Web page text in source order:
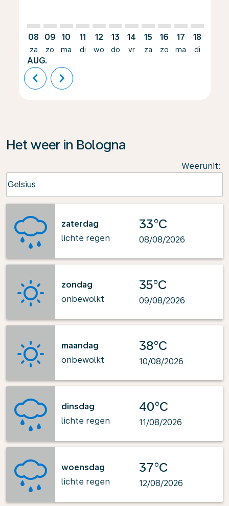
08
za
AUG.
09
zo
10
ma
11
di
12
wo
13
do
14
vr
15
za
16
zo
17
ma
18
di
chevron_left chevron_right
Het weer in Bologna
Weerunit:
Celsius
keyboard_arrow_down
zaterdag
lichte regen
33°C
08/08/2026
zondag
onbewolkt
35°C
09/08/2026
maandag
onbewolkt
38°C
10/08/2026
dinsdag
lichte regen
40°C
11/08/2026
woensdag
lichte regen
37°C
12/08/2026